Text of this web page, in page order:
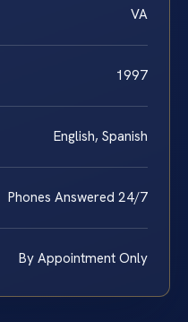
VA
1997
English, Spanish
Phones Answered 24/7
By Appointment Only